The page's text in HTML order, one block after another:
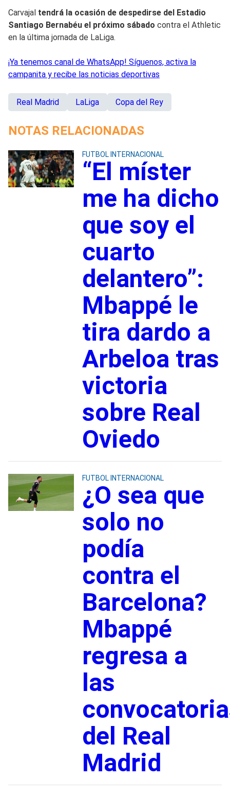
Carvajal tendrá la ocasión de despedirse del Estadio
Santiago Bernabéu el próximo sábado contra el Athletic
en la última jornada de LaLiga.
¡Ya tenemos canal de WhatsApp! Síguenos, activa la
campanita y recibe las noticias deportivas
Real Madrid LaLiga Copa del Rey
NOTAS RELACIONADAS
FUTBOL INTERNACIONAL
“El míster
me ha dicho
que soy el
cuarto
delantero”:
Mbappé le
tira dardo a
Arbeloa tras
victoria
sobre Real
Oviedo
FUTBOL INTERNACIONAL
¿O sea que
solo no
podía
contra el
Barcelona?
Mbappé
regresa a
las
del Real
Madrid